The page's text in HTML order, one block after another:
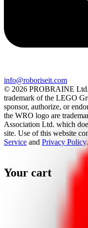
info@roboriseit.com
© 2026 PROBRAINE
trademark of the LEGO
sponsor, authorize, or
the WRO logo are
Association Ltd. which
site. Use of this website
Service and Privacy Policy.
Your cart